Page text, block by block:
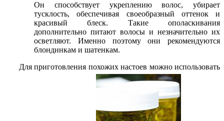
Он способствует укреплению волос, убирает
тусклость, обеспечивая своеобразный оттенок и
красивый блеск. Такие ополаскивания
дополнительно питают волосы и незначительно их
осветляют. Именно поэтому они рекомендуются
блондинкам и шатенкам.
Для приготовления похожих настоев можно использовать